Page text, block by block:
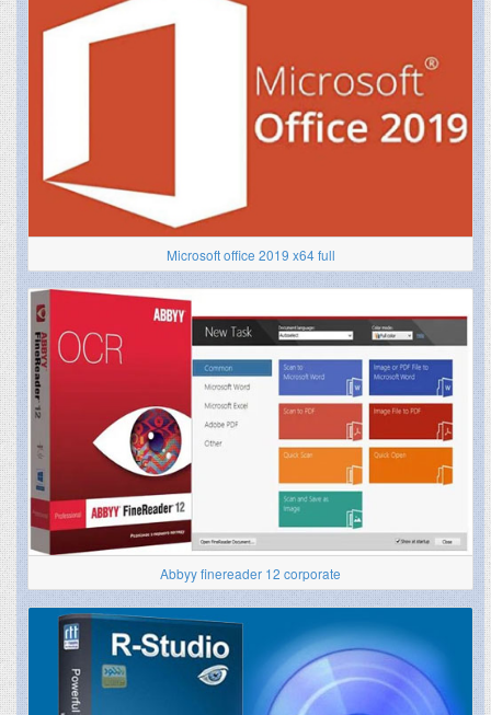
Microsoft office 2019 x64 full
Abbyy finereader 12 corporate